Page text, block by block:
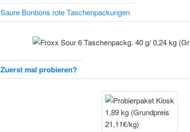
Saure Bonbons rote Taschenpackungen
Zuerst mal probieren?